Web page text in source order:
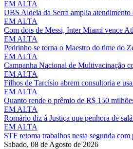
EM ALTA
UBS Aldeia da Serra amplia atendimento
EM ALTA
Com dois de Messi, Inter Miami vence
EM ALTA
Pedrinho se torna o Maestro do time do
EM ALTA
Campanha Nacional de Multivacinação
EM ALTA
Filhos de Tarcísio abrem consultoria e
EM ALTA
Quanto rende o prêmio de R$ 150
EM ALTA
Romário diz à Justiça que penhora de
EM ALTA
STF retoma trabalhos nesta segunda com
Sabado, 08 de Agosto de 2026